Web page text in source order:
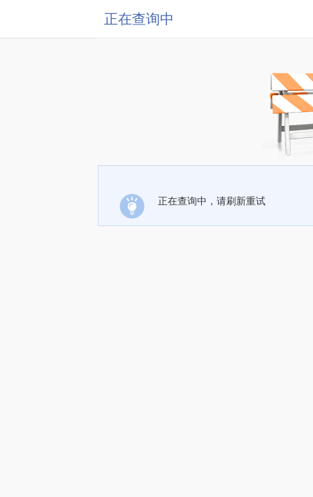
正在查询中
正在查询中，请刷新重试